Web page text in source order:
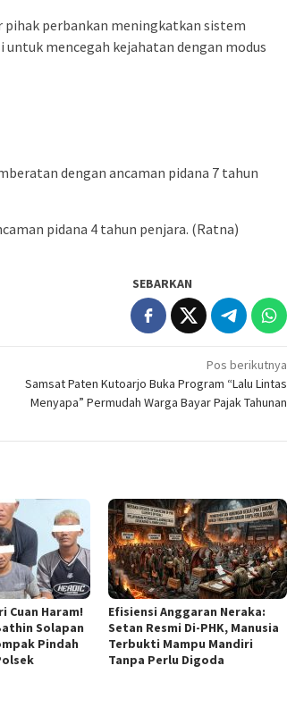
perbankan meningkatkan sistem
mencegah kejahatan dengan modus
dengan ancaman pidana 7 tahun
pidana 4 tahun penjara. (Ratna)
SEBARKAN
Pos berikutnya
Samsat Paten Kutoarjo Buka Program “Lalu Lintas
Menyapa” Permudah Warga Bayar Pajak Tahunan
Cuan Haram!
Solapan
Pindah
Efisiensi Anggaran Neraka:
Setan Resmi Di-PHK, Manusia
Terbukti Mampu Mandiri
Tanpa Perlu Digoda